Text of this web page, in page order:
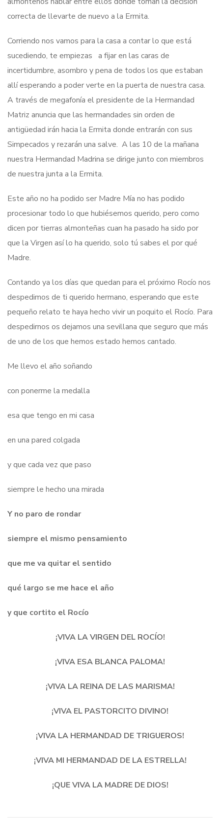
correcta de llevarte de nuevo a la Ermita.
Corriendo nos vamos para la casa a contar lo que está
sucediendo, te empiezas a fijar en las caras de
incertidumbre, asombro y pena de todos los que estaban
allí esperando a poder verte en la puerta de nuestra casa.
A través de megafonía el presidente de la Hermandad
Matriz anuncia que las hermandades sin orden de
antigüedad irán hacia la Ermita donde entrarán con sus
Simpecados y rezarán una salve. A las 10 de la mañana
nuestra Hermandad Madrina se dirige junto con miembros
de nuestra junta a la Ermita.
Este año no ha podido ser Madre Mía no has podido
procesionar todo lo que hubiésemos querido, pero como
dicen por tierras almonteñas cuan ha pasado ha sido por
que la Virgen así lo ha querido, solo tú sabes el por qué
Madre.
Contando ya los días que quedan para el próximo Rocío nos
despedimos de ti querido hermano, esperando que este
pequeño relato te haya hecho vivir un poquito el Rocío. Para
despedirnos os dejamos una sevillana que seguro que más
de uno de los que hemos estado hemos cantado.
Me llevo el año soñando
con ponerme la medalla
esa que tengo en mi casa
en una pared colgada
y que cada vez que paso
siempre le hecho una mirada
Y no paro de rondar
siempre el mismo pensamiento
que me va quitar el sentido
qué largo se me hace el año
y que cortito el Rocío
¡VIVA LA VIRGEN DEL ROCÍO!
¡VIVA ESA BLANCA PALOMA!
¡VIVA LA REINA DE LAS MARISMA!
¡VIVA EL PASTORCITO DIVINO!
¡VIVA LA HERMANDAD DE TRIGUEROS!
¡VIVA MI HERMANDAD DE LA ESTRELLA!
¡QUE VIVA LA MADRE DE DIOS!